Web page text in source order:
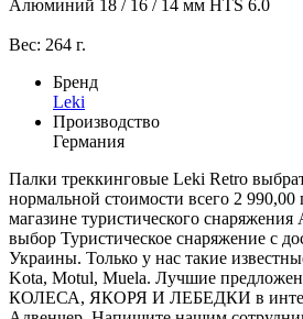
Алюминий 18 / 16 / 14 мм HTS 6.0
Вес: 264 г.
Бренд
Leki
Производство
Германия
Палки треккинговые Leki Retro
нормальной стоимости всего 2 990,00
магазине туристического
выбор Туристическое снаряжение с
Украины. Только у нас такие
Kota, Motul, Muela. Лучшие
КОЛЕСА, ЯКОРЯ И ЛЕБЕДКИ в